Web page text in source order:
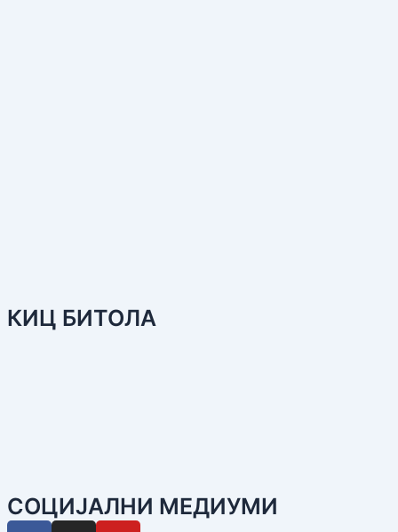
КИЦ БИТОЛА
СОЦИЈАЛНИ МЕДИУМИ